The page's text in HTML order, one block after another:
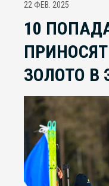
22 ФЕВ. 2025
10
ЗОЛОТО В